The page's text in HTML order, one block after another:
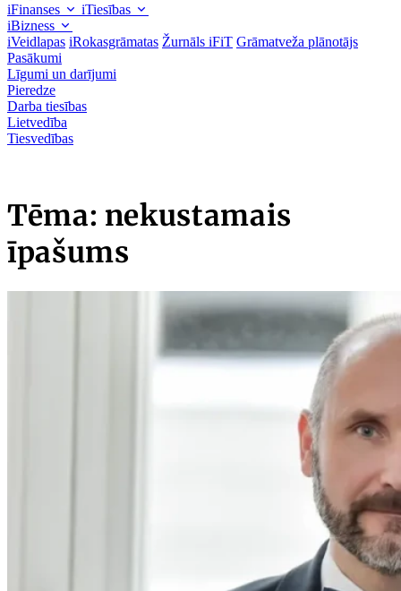
iFinanses
iTiesības
iBizness
iVeidlapas iRokasgrāmatas Žurnāls iFiT Grāmatveža plānotājs
Pasākumi
Līgumi un darījumi
Pieredze
Darba tiesības
Lietvedība
Tiesvedības
Tēma: nekustamais
īpašums